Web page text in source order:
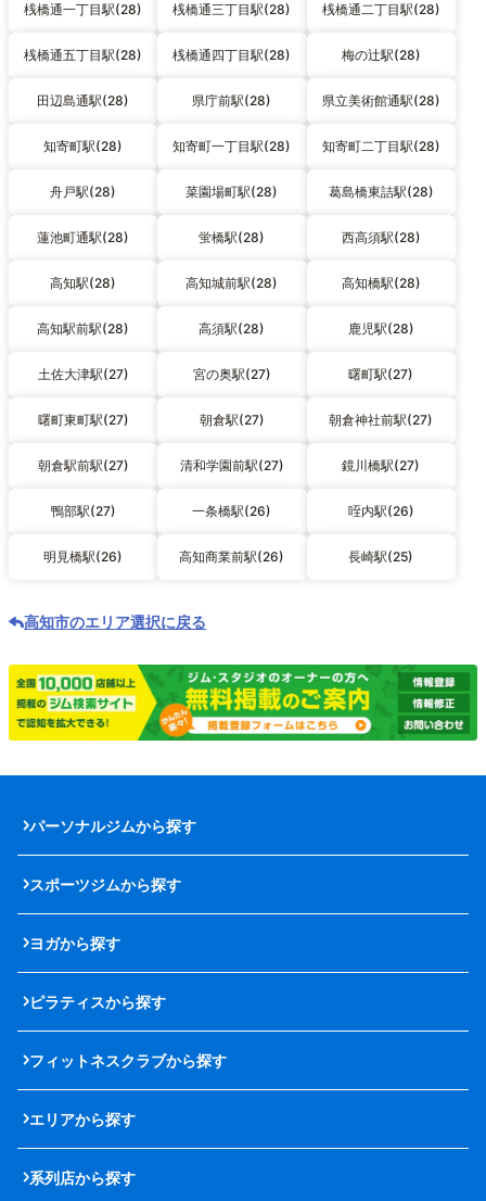
桟橋通一丁目駅(28) 桟橋通三丁目駅(28) 桟橋通二丁目駅(28)
桟橋通五丁目駅(28) 桟橋通四丁目駅(28) 梅の辻駅(28)
田辺島通駅(28) 県庁前駅(28) 県立美術館通駅(28)
知寄町駅(28) 知寄町一丁目駅(28) 知寄町二丁目駅(28)
舟戸駅(28) 菜園場町駅(28) 葛島橋東詰駅(28)
蓮池町通駅(28) 蛍橋駅(28) 西高須駅(28)
高知駅(28) 高知城前駅(28) 高知橋駅(28)
高知駅前駅(28) 高須駅(28) 鹿児駅(28)
土佐大津駅(27) 宮の奥駅(27) 曙町駅(27)
曙町東町駅(27) 朝倉駅(27) 朝倉神社前駅(27)
朝倉駅前駅(27) 清和学園前駅(27) 鏡川橋駅(27)
鴨部駅(27) 一条橋駅(26) 咥内駅(26)
明見橋駅(26) 高知商業前駅(26) 長崎駅(25)
高知市のエリア選択に戻る
パーソナルジムから探す
スポーツジムから探す
ヨガから探す
ピラティスから探す
フィットネスクラブから探す
エリアから探す
系列店から探す